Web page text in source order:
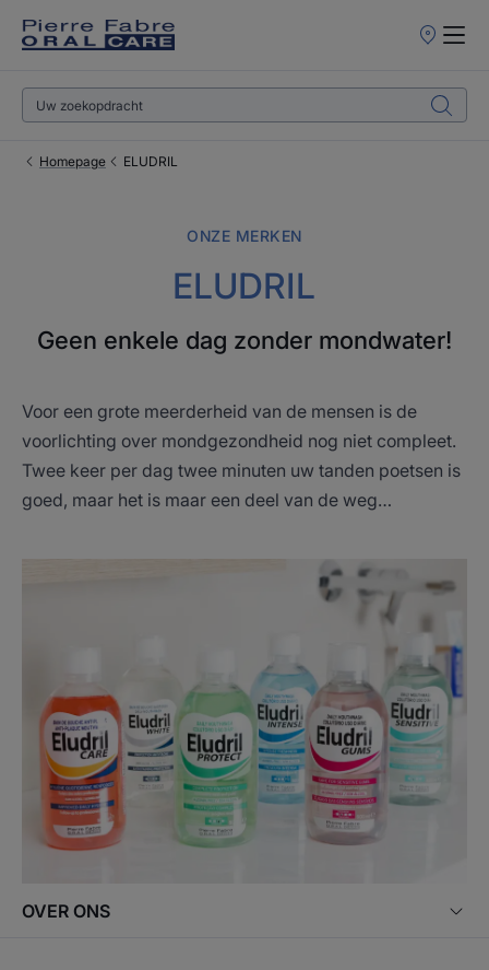
Homepage ELUDRIL
ONZE MERKEN
ELUDRIL
Geen enkele dag zonder mondwater!
Voor een grote meerderheid van de mensen is de
voorlichting over mondgezondheid nog niet compleet.
Twee keer per dag twee minuten uw tanden poetsen is
goed, maar het is maar een deel van de weg…
OVER ONS